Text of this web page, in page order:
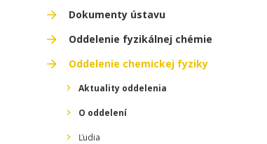
Dokumenty ústavu
Oddelenie fyzikálnej chémie
Oddelenie chemickej fyziky
Aktuality oddelenia
O oddelení
Ľudia